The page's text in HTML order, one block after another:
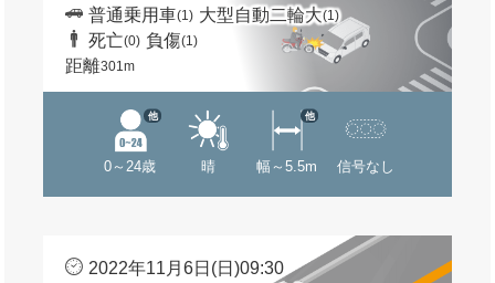
普通乗用車(1) 大型自動二輪大(1)
死亡(0) 負傷(1)
距離301m
0～24歳
他
晴 幅～5.5m
他
信号なし
2022年11月6日(日)09:30